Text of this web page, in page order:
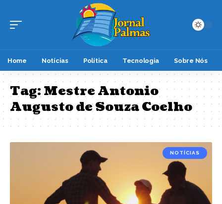
Home Notícias Política Tecnologia Sobre Nós
Tag:Mestre Antonio
Augusto de Souza Coelho
NOTÍCIAS